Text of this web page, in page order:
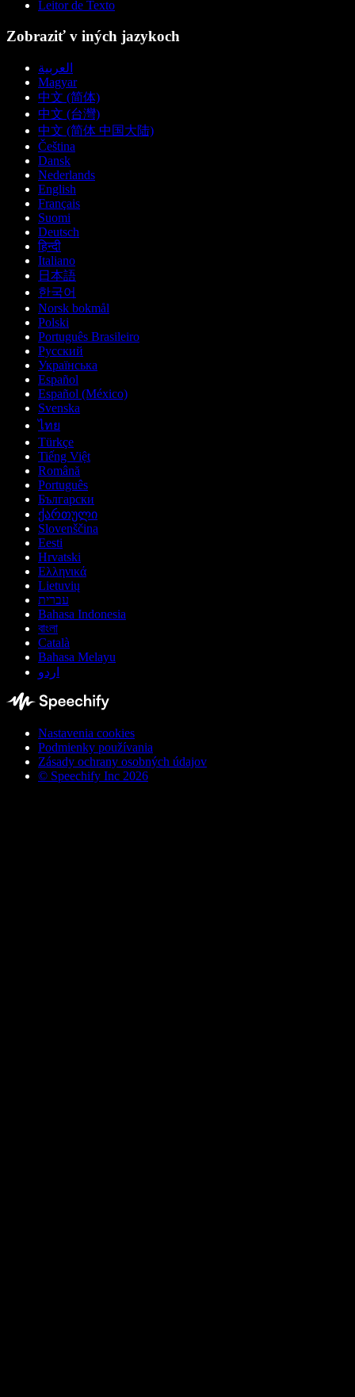
Leitor de Texto
Zobraziť v iných jazykoch
العربية
Magyar
中文 (简体)
中文 (台灣)
中文 (简体 中国大陆)
Čeština
Dansk
Nederlands
English
Français
Suomi
Deutsch
हिन्दी
Italiano
日本語
한국어
Norsk bokmål
Polski
Português Brasileiro
Русский
Українська
Español
Español (México)
Svenska
ไทย
Türkçe
Tiếng Việt
Română
Português
Български
ქართული
Slovenščina
Eesti
Hrvatski
Ελληνικά
Lietuvių
עברית
Bahasa Indonesia
বাংলা
Català
Bahasa Melayu
اردو
Nastavenia cookies
Podmienky používania
Zásady ochrany osobných údajov
© Speechify Inc 2026